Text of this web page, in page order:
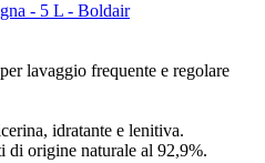
- 5 L - Boldair
lavaggio frequente e regolare
idratante e lenitiva.
di origine naturale al 92,9%.